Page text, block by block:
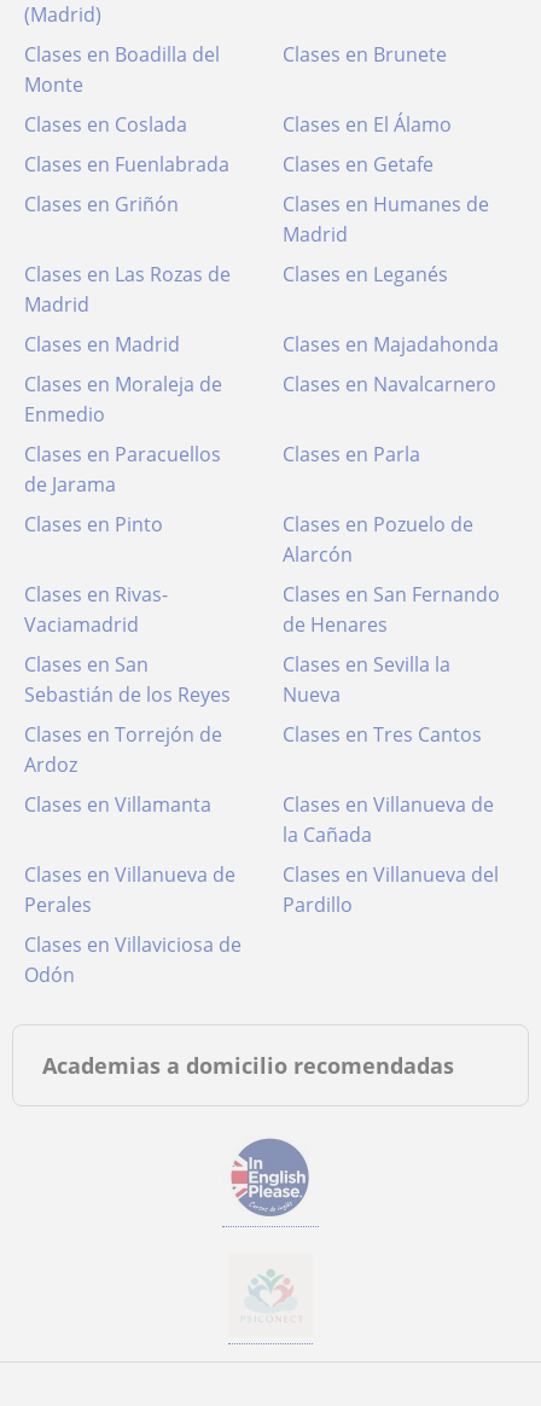
(Madrid)
Clases en Boadilla del
Monte
Clases en Brunete
Clases en Coslada
Clases en El Álamo
Clases en Fuenlabrada
Clases en Getafe
Clases en Griñón
Clases en Humanes de
Madrid
Clases en Las Rozas de
Madrid
Clases en Leganés
Clases en Madrid
Clases en Majadahonda
Clases en Moraleja de
Enmedio
Clases en Navalcarnero
Clases en Paracuellos
de Jarama
Clases en Parla
Clases en Pinto
Clases en Pozuelo de
Alarcón
Clases en Rivas-
Vaciamadrid
Clases en San Fernando
de Henares
Clases en San
Sebastián de los Reyes
Clases en Sevilla la
Nueva
Clases en Torrejón de
Ardoz
Clases en Tres Cantos
Clases en Villamanta
Clases en Villanueva de
la Cañada
Clases en Villanueva de
Perales
Clases en Villanueva del
Pardillo
Clases en Villaviciosa de
Odón
Academias a domicilio recomendadas